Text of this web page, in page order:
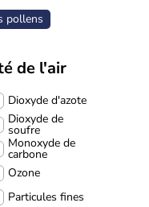
pollens
de l'air
Dioxyde d'azote
Dioxyde de
soufre
Monoxyde de
carbone
Ozone
Particules fines